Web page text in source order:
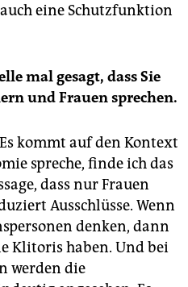
eine Schutzfunktion
mal gesagt, dass Sie
und Frauen sprechen.
kommt auf den Kontext
spreche, finde ich das
dass nur Frauen
Ausschlüsse. Wenn
denken, dann
Klitoris haben. Und bei
werden die